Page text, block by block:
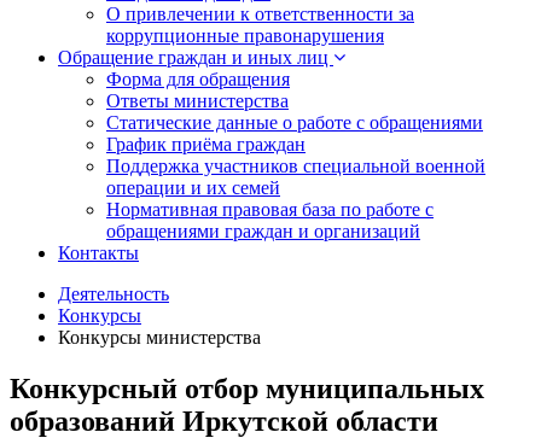
О привлечении к ответственности за
коррупционные правонарушения
Обращение граждан и иных лиц
Форма для обращения
Ответы министерства
Статические данные о работе с обращениями
График приёма граждан
Поддержка участников специальной военной
операции и их семей
Нормативная правовая база по работе с
обращениями граждан и организаций
Контакты
Деятельность
Конкурсы
Конкурсы министерства
Конкурсный отбор муниципальных
образований Иркутской области